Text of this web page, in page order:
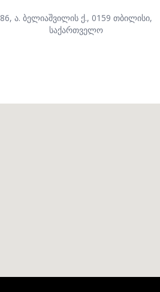
86, ა. ბელიაშვილის ქ., 0159 თბილისი,
საქართველო